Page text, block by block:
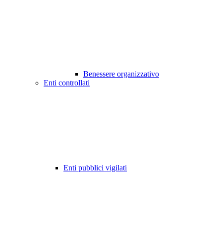
Benessere organizzativo
Enti controllati
Enti pubblici vigilati